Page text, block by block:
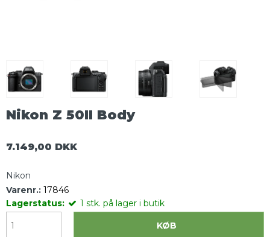
Nikon Z 50II Body
7.149,00 DKK
Nikon
Varenr.: 17846
Lagerstatus:
1 stk. på lager i butik
KØB